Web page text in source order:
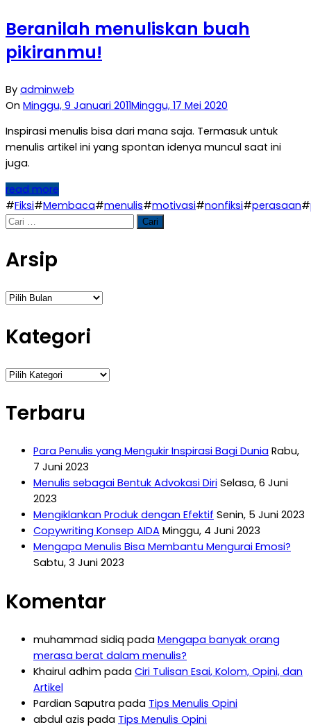
Beranilah menuliskan buah
pikiranmu!
By adminweb
On Minggu, 9 Januari 2011Minggu, 17 Mei 2020
Inspirasi menulis bisa dari mana saja. Termasuk untuk
menulis artikel ini yang spontan idenya muncul saat ini
juga.
read more
#Fiksi#Membaca#menulis#motivasi#nonfiksi#perasaan#
Cari
Arsip
Arsip
Kategori
Kategori
Terbaru
Para Penulis yang Mengukir Inspirasi Bagi Dunia Rabu,
7 Juni 2023
Menulis sebagai Bentuk Advokasi Diri Selasa, 6 Juni
2023
Mengiklankan Produk dengan Efektif Senin, 5 Juni 2023
Copywriting Konsep AIDA Minggu, 4 Juni 2023
Mengapa Menulis Bisa Membantu Mengurai Emosi?
Sabtu, 3 Juni 2023
Komentar
muhammad sidiq pada Mengapa banyak orang
merasa berat dalam menulis?
Khairul adhim pada Ciri Tulisan Esai, Kolom, Opini, dan
Artikel
Pardian Saputra pada Tips Menulis Opini
abdul azis pada Tips Menulis Opini